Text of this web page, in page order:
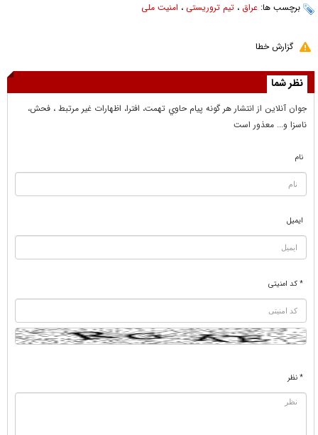
برچسب ها: عراق ، تیم تروریستی ، امنیت ملی
گزارش خطا
نظر شما
جوان آنلاين از انتشار هر گونه پيام حاوي تهمت، افترا، اظهارات غير مرتبط ، فحش،
ناسزا و... معذور است
نام
ایمیل
* کد امنیتی
* نظر